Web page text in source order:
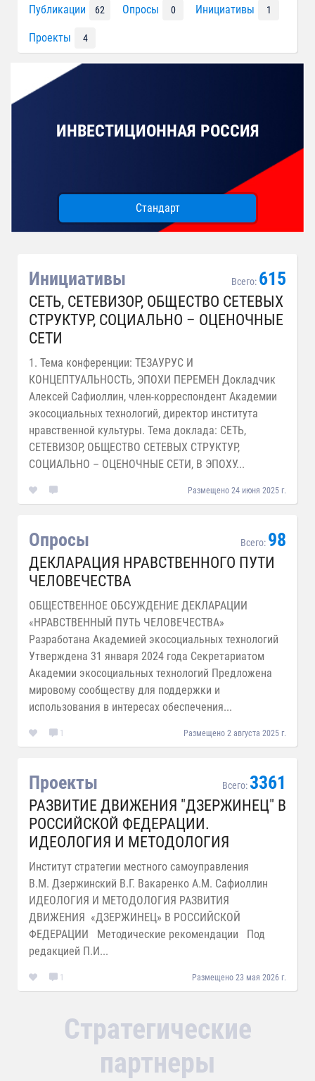
конституционных прав граждан. В 2015 - 2020
годах Россия должна войти в пятерку стран-
(по паритету покупательной способности). Из
концепции долгосрочного социально-
экономического развития РФ на период до 2020
Публикации 62 Опросы 0 Инициативы 1
Проекты 4
ИНВЕСТИЦИОННАЯ РОССИЯ
Стандарт
Инициативы Всего: 615
СЕТЬ, СЕТЕВИЗОР, ОБЩЕСТВО СЕТЕВЫХ
СТРУКТУР, СОЦИАЛЬНО – ОЦЕНОЧНЫЕ
СЕТИ
1. Тема конференции: ТЕЗАУРУС И
КОНЦЕПТУАЛЬНОСТЬ, ЭПОХИ ПЕРЕМЕН Докладчик
Алексей Сафиоллин, член-корреспондент Академии
экосоциальных технологий, директор института
нравственной культуры. Тема доклада: СЕТЬ,
СЕТЕВИЗОР, ОБЩЕСТВО СЕТЕВЫХ СТРУКТУР,
СОЦИАЛЬНО – ОЦЕНОЧНЫЕ СЕТИ, В ЭПОХУ...
Размещено 24 июня 2025 г.
Опросы Всего: 98
ДЕКЛАРАЦИЯ НРАВСТВЕННОГО ПУТИ
ЧЕЛОВЕЧЕСТВА
ОБЩЕСТВЕННОЕ ОБСУЖДЕНИЕ ДЕКЛАРАЦИИ
«НРАВСТВЕННЫЙ ПУТЬ ЧЕЛОВЕЧЕСТВА»
Разработана Академией экосоциальных технологий
Утверждена 31 января 2024 года Секретариатом
Академии экосоциальных технологий Предложена
мировому сообществу для поддержки и
использования в интересах обеспечения...
1 Размещено 2 августа 2025 г.
Проекты Всего: 3361
РАЗВИТИЕ ДВИЖЕНИЯ "ДЗЕРЖИНЕЦ" В
РОССИЙСКОЙ ФЕДЕРАЦИИ.
ИДЕОЛОГИЯ И МЕТОДОЛОГИЯ
Институт стратегии местного самоуправления
В.М. Дзержинский В.Г. Вакаренко А.М. Сафиоллин
ИДЕОЛОГИЯ И МЕТОДОЛОГИЯ РАЗВИТИЯ
ДВИЖЕНИЯ «ДЗЕРЖИНЕЦ» В РОССИЙСКОЙ
ФЕДЕРАЦИИ Методические рекомендации Под
редакцией П.И...
1 Размещено 23 мая 2026 г.
Стратегические
партнеры